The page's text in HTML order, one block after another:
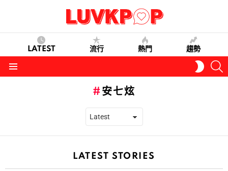
LATEST 流行 熱門 趨勢
SKIN
安七炫
LATEST STORIES